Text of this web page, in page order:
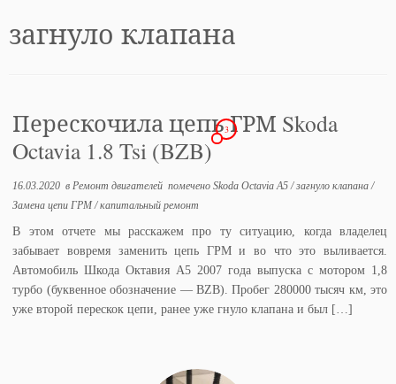
загнуло клапана
Перескочила цепь ГРМ Skoda
Octavia 1.8 Tsi (BZB)
3
16.03.2020 в Ремонт двигателей помеченоSkoda Octavia A5/загнуло клапана/
Замена цепи ГРМ/капитальный ремонт
В этом отчете мы расскажем про ту ситуацию, когда владелец
забывает вовремя заменить цепь ГРМ и во что это выливается.
Автомобиль Шкода Октавия А5 2007 года выпуска с мотором 1,8
турбо (буквенное обозначение — BZB). Пробег 280000 тысяч км, это
уже второй перескок цепи, ранее уже гнуло клапана и был […]